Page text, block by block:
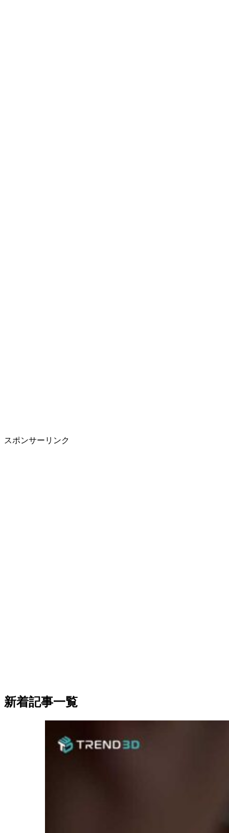
スポンサーリンク
新着記事一覧